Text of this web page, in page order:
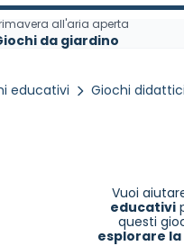
all'aria aperta
da giardino
educativi Giochi didattici
Vuoi
educativi
questi
esplorare